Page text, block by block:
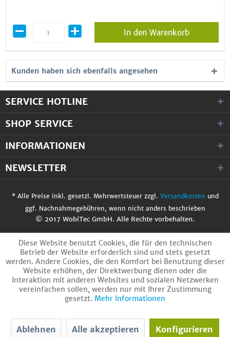
In den Warenkorb
Kunden haben sich ebenfalls angesehen
SERVICE HOTLINE
SHOP SERVICE
INFORMATIONEN
NEWSLETTER
* Alle Preise inkl. gesetzl. Mehrwertsteuer zzgl. Versandkosten und
ggf. Nachnahmegebühren, wenn nicht anders beschrieben
© 2017 WobiTec GmbH. Alle Rechte vorbehalten.
Diese Website benutzt Cookies, die für den technischen
Betrieb der Website erforderlich sind und stets gesetzt
werden. Andere Cookies, die den Komfort bei Benutzung dieser
Website erhöhen, der Direktwerbung dienen oder die
Interaktion mit anderen Websites und sozialen Netzwerken
vereinfachen sollen, werden nur mit Ihrer Zustimmung
gesetzt. Mehr Informationen
Ablehnen Alle akzeptieren Konfigurieren